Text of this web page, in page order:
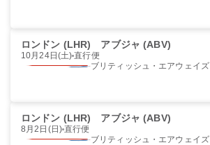
ロンドン (LHR) アブジャ (ABV)
10月24日(土) 直行便
ブリティッシュ・エアウェイズ
ロンドン (LHR) アブジャ (ABV)
8月2日(日) 直行便
ブリティッシュ・エアウェイズ